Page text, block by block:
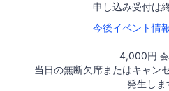
申し込み受付は
今後イベント情
4,000円
当日の無断欠席またはキャン
発生しま